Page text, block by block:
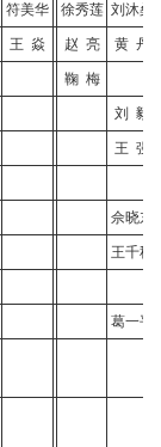
符美华 徐秀莲 刘沐桑
王 焱 赵 亮 黄 丹
鞠 梅
刘 毅
王 强
佘晓东
王千秋
葛一平